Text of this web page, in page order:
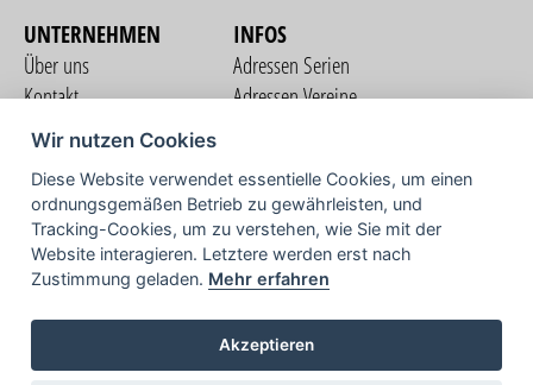
UNTERNEHMEN
Über uns
Kontakt
Nutzungsbedingungen
Datenschutzerklärung
Impressum
INFOS
Adressen Serien
Adressen Vereine
COMMUNITY
TV
Wir nutzen Cookies
Diese Website verwendet essentielle Cookies, um einen
ordnungsgemäßen Betrieb zu gewährleisten, und
Tracking-Cookies, um zu verstehen, wie Sie mit der
Website interagieren. Letztere werden erst nach
Zustimmung geladen. Mehr erfahren
Akzeptieren